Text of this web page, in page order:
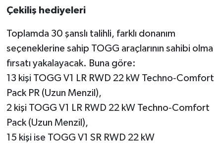
Çekiliş hediyeleri
Toplamda 30 şanslı talihli, farklı donanım
seçeneklerine sahip TOGG araçlarının sahibi olma
fırsatı yakalayacak. Buna göre:
13 kişi TOGG V1 LR RWD 22 kW Techno‑Comfort
Pack PR (Uzun Menzil),
2 kişi TOGG V1 LR RWD 22 kW Techno‑Comfort
Pack (Uzun Menzil),
15 kişi ise TOGG V1 SR RWD 22 kW